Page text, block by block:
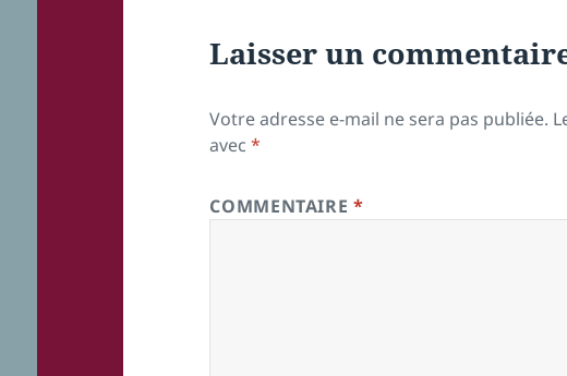
Laisser un
Votre adresse e-mail ne sera pas publiée.
avec*
COMMENTAIRE*